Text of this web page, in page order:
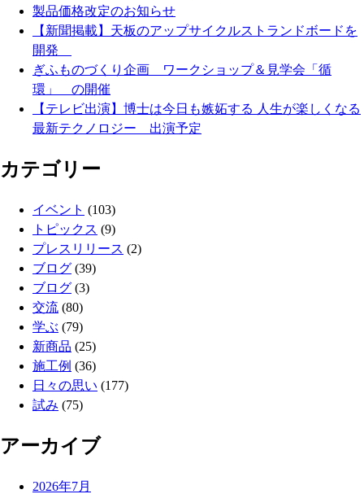
製品価格改定のお知らせ
【新聞掲載】天板のアップサイクルストランドボードを
開発
ぎふものづくり企画 ワークショップ＆見学会「循
環」 の開催
【テレビ出演】博士は今日も嫉妬する 人生が楽しくなる
最新テクノロジー 出演予定
カテゴリー
イベント (103)
トピックス (9)
プレスリリース (2)
ブログ (39)
ブログ (3)
交流 (80)
学ぶ (79)
新商品 (25)
施工例 (36)
日々の思い (177)
試み (75)
アーカイブ
2026年7月